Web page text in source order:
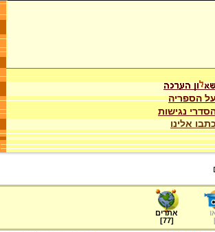
הספריה
נגישות
כתבו אלינו
אתרים
[
77
]